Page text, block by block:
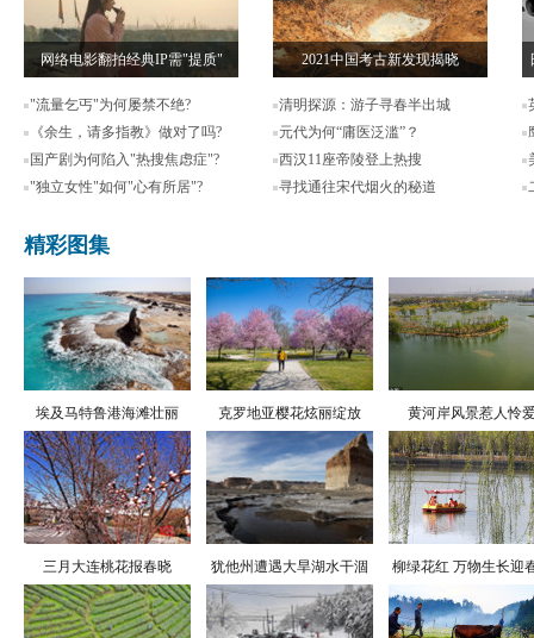
网络电影翻拍经典IP需"提质"
"流量乞丐"为何屡禁不绝?
《余生，请多指教》做对了吗?
国产剧为何陷入"热搜焦虑症"?
"独立女性"如何"心有所居"?
2021中国考古新发现揭晓
清明探源：游子寻春半出城
元代为何“庸医泛滥”？
西汉11座帝陵登上热搜
寻找通往宋代烟火的秘道
精彩图集
埃及马特鲁港海滩壮丽 克罗地亚樱花炫丽绽放 黄河岸风景惹人怜
三月大连桃花报春晓 犹他州遭遇大旱湖水干涸 柳绿花红 万物生长迎